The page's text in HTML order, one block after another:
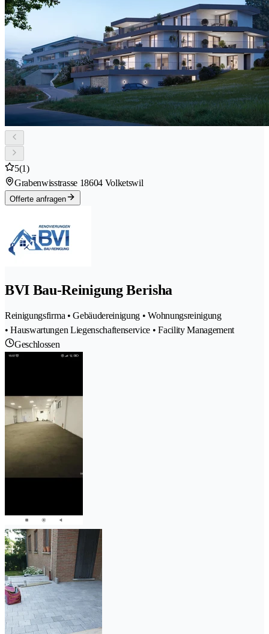
5(1)
Grabenwisstrasse 18604 Volketswil
Offerte anfragen
BVI Bau-Reinigung Berisha
Reinigungsfirma • Gebäudereinigung • Wohnungsreinigung
• Hauswartungen Liegenschaftenservice • Facility Management
Geschlossen